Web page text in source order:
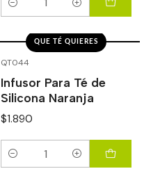
Cantidad
QT044
QUE TÉ QUIERES
Infusor Para Té de
Silicona Naranja
$1.890
Cantidad